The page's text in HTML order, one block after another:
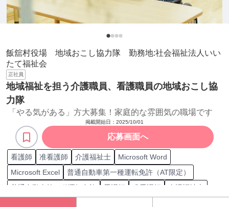
飯舘村役場 地域おこし協力隊 勤務地:社会福祉法人いい
たて福祉会
正社員
地域福祉を担う介護職員、看護職員の地域おこし協
力隊
「やる気がある」方大募集！家庭的な雰囲気の職場です
掲載開始日： 2025/10/01
応募画面へ
看護師 准看護師 介護福祉士
Microsoft Word
Microsoft Excel
普通自動車第一種運転免許（AT限定）
普通自動車第一種運転免許
看護師 准看護師
介護福祉士